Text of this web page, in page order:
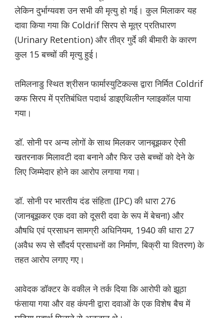
लेकिन दुर्भाग्यवश उन सभी की मृत्यु हो गई। कुल मिलाकर यह
दावा किया गया कि Coldrif सिरप से मूत्र प्रतिधारण
(Urinary Retention) और तीव्र गुर्दे की बीमारी के कारण
कुल 15 बच्चों की मृत्यु हुई।
तमिलनाडु स्थित श्रीसन फार्मास्युटिकल्स द्वारा निर्मित Coldrif
कफ सिरप में प्रतिबंधित पदार्थ डाइएथिलीन ग्लाइकॉल पाया
गया।
डॉ. सोनी पर अन्य लोगों के साथ मिलकर जानबूझकर ऐसी
खतरनाक मिलावटी दवा बनाने और फिर उसे बच्चों को देने के
लिए जिम्मेदार होने का आरोप लगाया गया।
डॉ. सोनी पर भारतीय दंड संहिता (IPC) की धारा 276
(जानबूझकर एक दवा को दूसरी दवा के रूप में बेचना) और
औषधि एवं प्रसाधन सामग्री अधिनियम, 1940 की धारा 27
(अवैध रूप से सौंदर्य प्रसाधनों का निर्माण, बिक्री या वितरण) के
तहत आरोप लगाए गए।
आवेदक डॉक्टर के वकील ने तर्क दिया कि आरोपी को झूठा
फंसाया गया और वह कंपनी द्वारा दवाओं के एक विशेष बैच में